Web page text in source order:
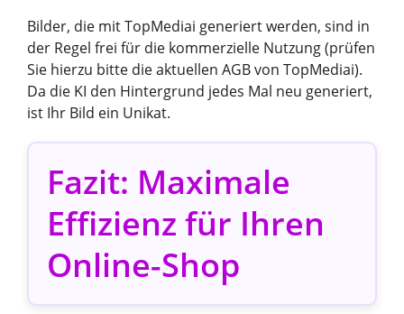
Bilder, die mit TopMediai generiert werden, sind in
der Regel frei für die kommerzielle Nutzung (prüfen
Sie hierzu bitte die aktuellen AGB von TopMediai).
Da die KI den Hintergrund jedes Mal neu generiert,
ist Ihr Bild ein Unikat.
Fazit: Maximale
Effizienz für Ihren
Online-Shop